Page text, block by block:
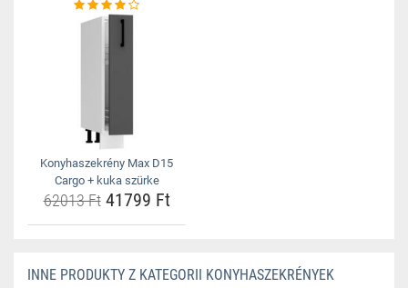
Konyhaszekrény Max D15
Cargo + kuka szürke
62013 Ft41799 Ft
INNE PRODUKTY Z KATEGORII KONYHASZEKRÉNYEK